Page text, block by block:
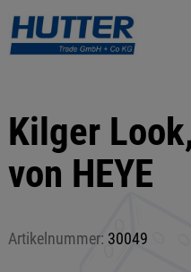
Kilger
von HEYE
Artikelnummer: 30049